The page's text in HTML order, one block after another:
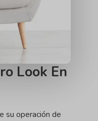
Look En
su operación de